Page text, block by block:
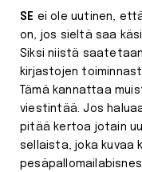
SE ei ole uutinen,
on, jos sieltä saa
Siksi niistä
kirjastojen
Tämä kannattaa
viestintää. Jos
pitää kertoa jotain
sellaista, joka kuvaa
pesäpallomailabisnes.